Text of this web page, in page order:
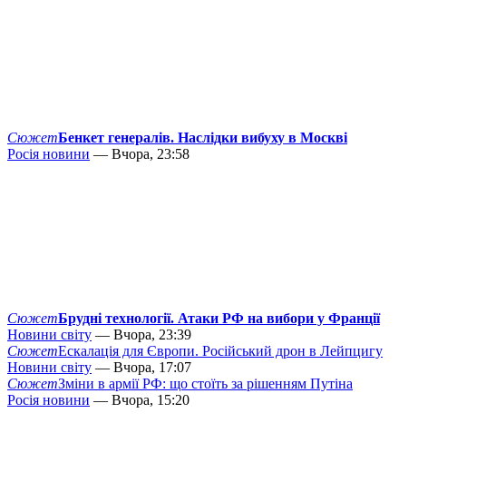
СюжетБенкет генералів. Наслідки вибуху в Москві
Росія новини — Вчора, 23:58
СюжетБрудні технології. Атаки РФ на вибори у Франції
Новини світу — Вчора, 23:39
СюжетЕскалація для Європи. Російський дрон в Лейпцигу
Новини світу — Вчора, 17:07
СюжетЗміни в армії РФ: що стоїть за рішенням Путіна
Росія новини — Вчора, 15:20